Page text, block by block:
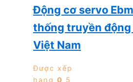
Động cơ servo
thống truyền động
Việt Nam
Được xếp